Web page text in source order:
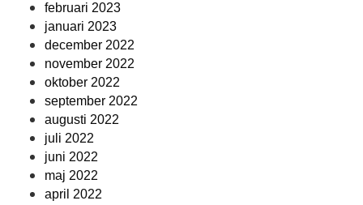
februari 2023
januari 2023
december 2022
november 2022
oktober 2022
september 2022
augusti 2022
juli 2022
juni 2022
maj 2022
april 2022